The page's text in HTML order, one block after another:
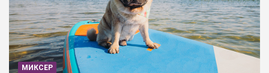
МИКСЕР